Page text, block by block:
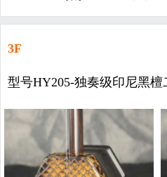
3F
型号HY205-独奏级印尼黑檀